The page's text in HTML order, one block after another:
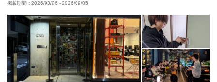
掲載期間： 2026/03/06 - 2026/09/05